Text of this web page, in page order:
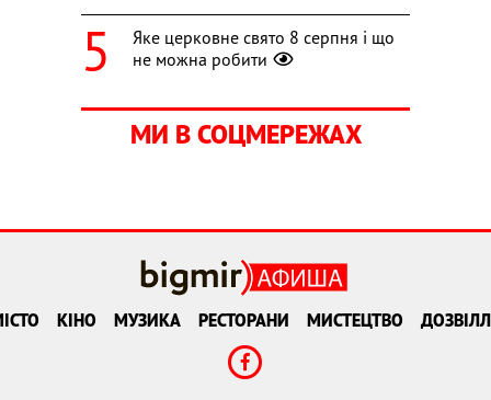
Яке церковне свято 8 серпня і що
не можна робити
МИ В СОЦМЕРЕЖАХ
КІНО МУЗИКА РЕСТОРАНИ МИСТЕЦТВО